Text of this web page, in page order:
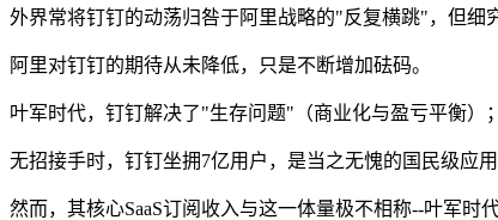
外界常将钉钉的动荡归咎于阿里战略的"反复横跳"，但
阿里对钉钉的期待从未降低，只是不断增加砝码。
叶军时代，钉钉解决了"生存问题"（商业化与盈亏平衡）
无招接手时，钉钉坐拥7亿用户，是当之无愧的国民级应用
然而，其核心SaaS订阅收入与这一体量极不相称--叶军